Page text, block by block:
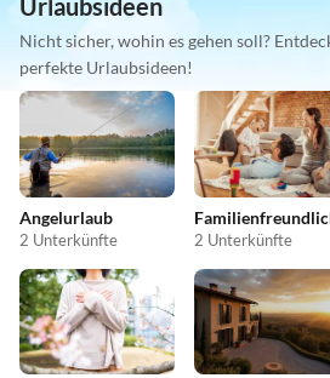
Urlaubsideen
Nicht sicher, wohin es gehen soll?
perfekte Urlaubsideen!
Angelurlaub
2 Unterkünfte 2 Unterkünfte